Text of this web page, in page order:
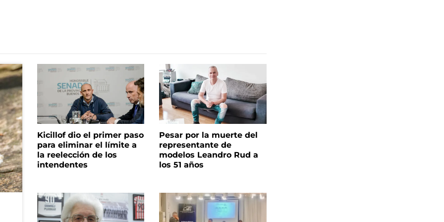
Kicillof dio el primer paso
para eliminar el límite a
la reelección de los
intendentes
Pesar por la muerte del
representante de
modelos Leandro Rud a
los 51 años